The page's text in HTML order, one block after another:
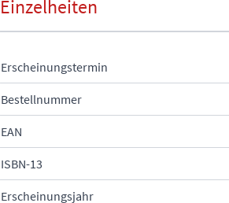
Einzelheiten
Erscheinungstermin
Bestellnummer
EAN
ISBN-13
Erscheinungsjahr